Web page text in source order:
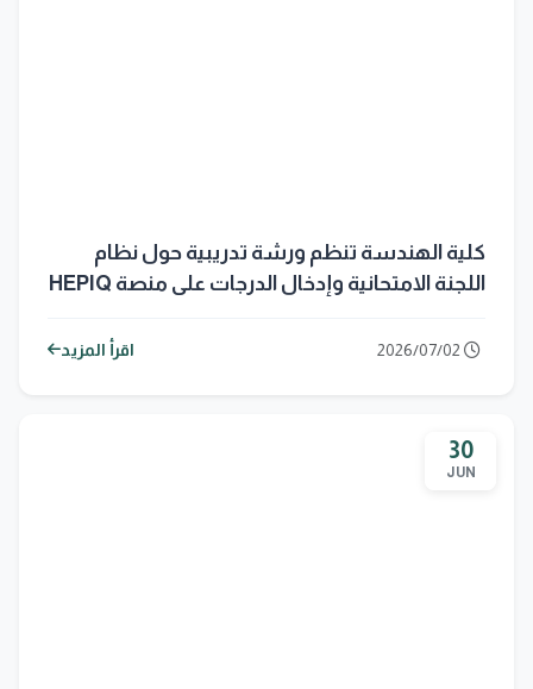
كلية الهندسة تنظم ورشة تدريبية حول نظام
اللجنة الامتحانية وإدخال الدرجات على منصة HEPIQ
اقرأ المزيد
30
JUN